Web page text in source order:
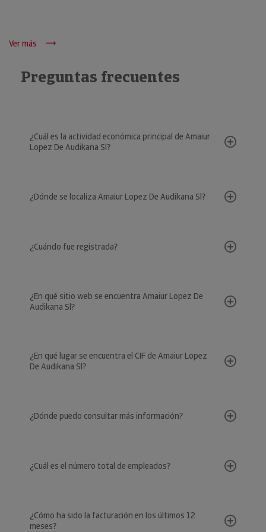
Ver más
Preguntas frecuentes
¿Cuál es la actividad económica principal de Amaiur
Lopez De Audikana Sl?
¿Dónde se localiza Amaiur Lopez De Audikana Sl?
¿Cuándo fue registrada?
¿En qué sitio web se encuentra Amaiur Lopez De
Audikana Sl?
¿En qué lugar se encuentra el CIF de Amaiur Lopez
De Audikana Sl?
¿Dónde puedo consultar más información?
¿Cuál es el número total de empleados?
¿Cómo ha sido la facturación en los últimos 12
meses?